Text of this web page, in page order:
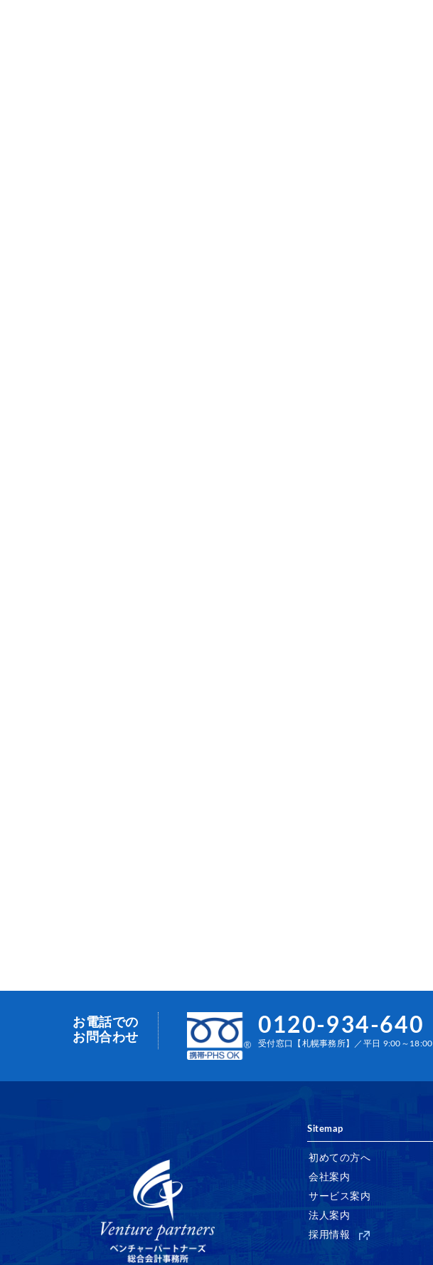
お電話での
お問合わせ
0120-934-640
受付窓口【札幌事務所】／平日 9:00～18:00
Sitemap
初めての方へ
会社案内
サービス案内
法人案内
採用情報